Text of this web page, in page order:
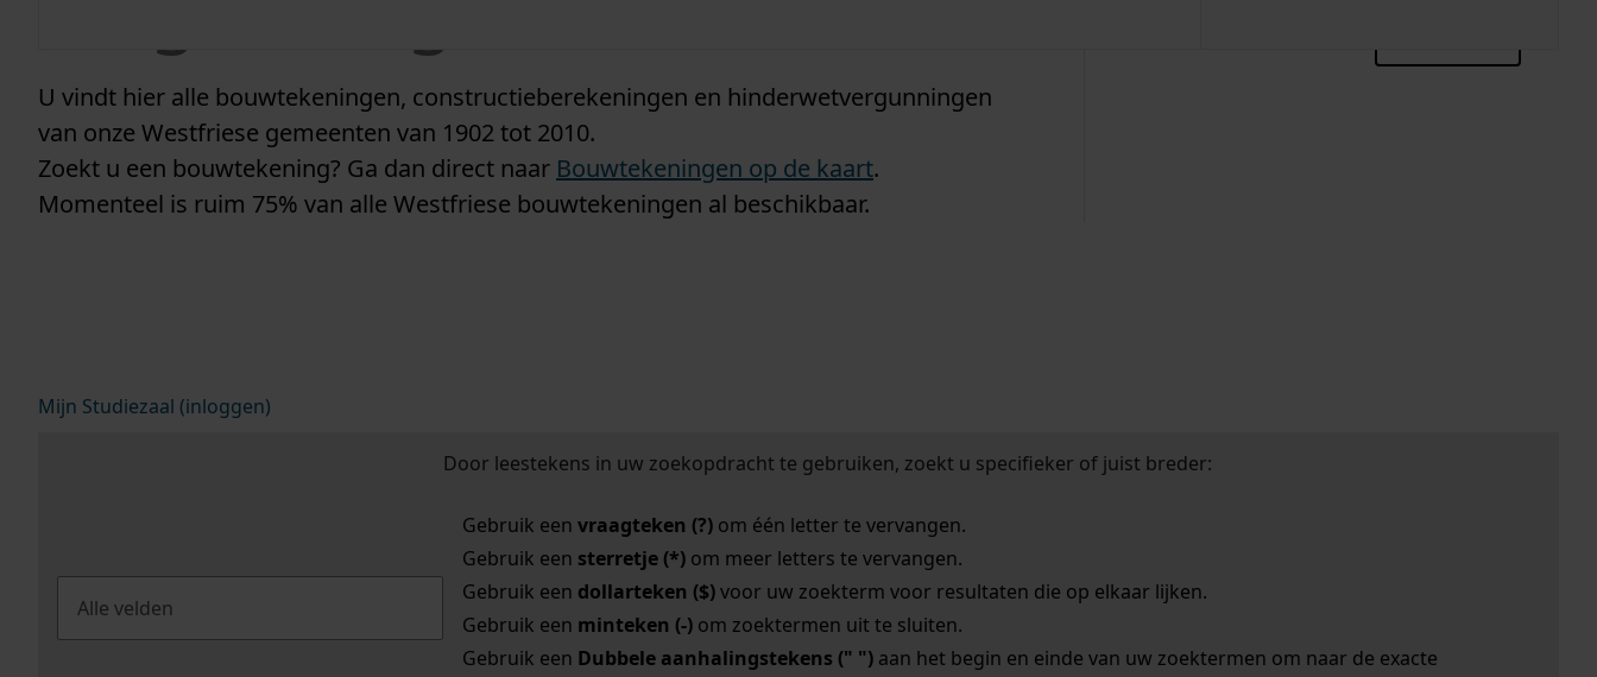
U vindt hier alle bouwtekeningen, constructieberekeningen en hinderwetvergunningen
van onze Westfriese gemeenten van 1902 tot 2010.
Zoekt u een bouwtekening? Ga dan direct naar Bouwtekeningen op de kaart.
Momenteel is ruim 75% van alle Westfriese bouwtekeningen al beschikbaar.
Mijn Studiezaal (inloggen)
Door leestekens in uw zoekopdracht te gebruiken, zoekt u specifieker of juist breder:
Gebruik een vraagteken (?)om één letter te vervangen.
Gebruik een sterretje (*)om meer letters te vervangen.
Gebruik een dollarteken ($)voor uw zoekterm voor resultaten die op elkaar lijken.
Gebruik een minteken (-)om zoektermen uit te sluiten.
Gebruik een Dubbele aanhalingstekens (" ")aan het begin en einde van uw zoektermen om naar de exacte